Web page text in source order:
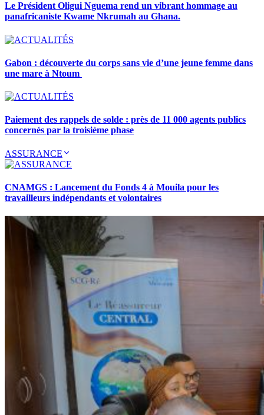
Le Président Oligui Nguema rend un vibrant hommage au
panafricaniste Kwame Nkrumah au Ghana.
Gabon : découverte du corps sans vie d’une jeune femme dans
une mare à Ntoum
Paiement des rappels de solde : près de 11 000 agents publics
concernés par la troisième phase
ASSURANCE
CNAMGS : Lancement du Fonds 4 à Mouila pour les
travailleurs indépendants et volontaires